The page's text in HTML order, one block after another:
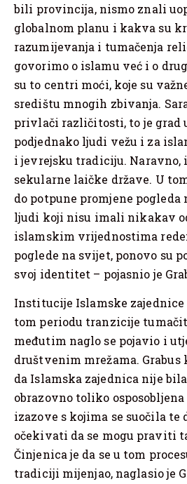
bili provincija, nismo znali
globalnom planu i kakva su
razumijevanja i tumačenja
govorimo o islamu već i o
su to centri moći, koje su
središtu mnogih zbivanja.
privlači različitosti, to je grad
podjednako ljudi vežu i za
i jevrejsku tradiciju. Naravno,
sekularne laičke države. U
do potpune promjene
ljudi koji nisu imali nikakav
islamskim vrijednostima
poglede na svijet, ponovo su
svoj identitet – pojasnio je
Institucije Islamske zajednice
tom periodu tranzicije
međutim naglo se pojavio i
društvenim mrežama. Grabus
da Islamska zajednica nije
obrazovno toliko
izazove s kojima se suočila te
očekivati da se mogu praviti
Činjenica je da se u tom
tradiciji mijenjao, naglasio je